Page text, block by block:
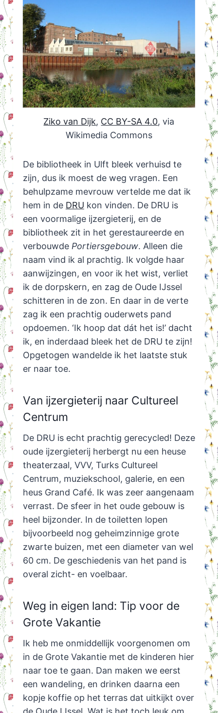
Ziko van Dijk, CC BY-SA 4.0, via
Wikimedia Commons
De bibliotheek in Ulft bleek verhuisd te
zijn, dus ik moest de weg vragen. Een
behulpzame mevrouw vertelde me dat ik
hem in de DRU kon vinden. De DRU is
een voormalige ijzergieterij, en de
bibliotheek zit in het gerestaureerde en
verbouwde Portiersgebouw. Alleen die
naam vind ik al prachtig. Ik volgde haar
aanwijzingen, en voor ik het wist, verliet
ik de dorpskern, en zag de Oude IJssel
schitteren in de zon. En daar in de verte
zag ik een prachtig ouderwets pand
opdoemen. ‘Ik hoop dat dát het is!’ dacht
ik, en inderdaad bleek het de DRU te zijn!
Opgetogen wandelde ik het laatste stuk
er naar toe.
Van ijzergieterij naar Cultureel
Centrum
De DRU is echt prachtig gerecycled! Deze
oude ijzergieterij herbergt nu een heuse
theaterzaal, VVV, Turks Cultureel
Centrum, muziekschool, galerie, en een
heus Grand Café. Ik was zeer aangenaam
verrast. De sfeer in het oude gebouw is
heel bijzonder. In de toiletten lopen
bijvoorbeeld nog geheimzinnige grote
zwarte buizen, met een diameter van wel
60 cm. De geschiedenis van het pand is
overal zicht- en voelbaar.
Weg in eigen land: Tip voor de
Grote Vakantie
Ik heb me onmiddellijk voorgenomen om
in de Grote Vakantie met de kinderen hier
naar toe te gaan. Dan maken we eerst
een wandeling, en drinken daarna een
kopje koffie op het terras dat uitkijkt over